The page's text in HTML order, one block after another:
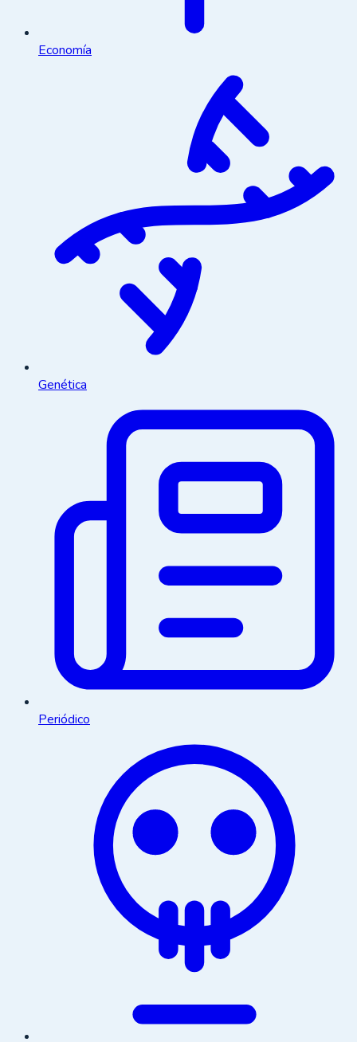
Economía
Genética
Periódico